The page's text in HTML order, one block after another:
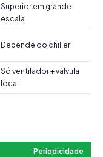
Superior em grande
escala
Depende do chiller
Só ventilador + válvula
local
Periodicidade